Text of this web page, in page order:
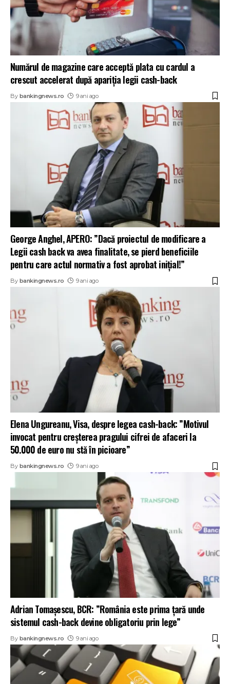
Numărul de magazine care acceptă plata cu cardul a
crescut accelerat după apariția legii cash-back
By bankingnews.ro 9 ani ago
George Anghel, APERO: ”Dacă proiectul de modificare a
Legii cash back va avea finalitate, se pierd beneficiile
pentru care actul normativ a fost aprobat inițial!”
By bankingnews.ro 9 ani ago
Elena Ungureanu, Visa, despre legea cash-back: ”Motivul
invocat pentru creșterea pragului cifrei de afaceri la
50.000 de euro nu stă în picioare”
By bankingnews.ro 9 ani ago
Adrian Tomaşescu, BCR: ”România este prima țară unde
sistemul cash-back devine obligatoriu prin lege”
By bankingnews.ro 9 ani ago